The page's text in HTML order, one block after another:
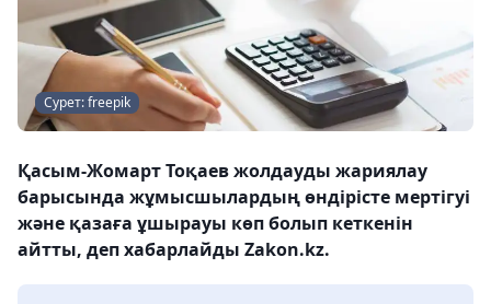
Сурет: freepik
Қасым-Жомарт Тоқаев жолдауды жариялау
барысында жұмысшылардың өндірісте мертігуі
және қазаға ұшырауы көп болып кеткенін
айтты, деп хабарлайды Zakon.kz.